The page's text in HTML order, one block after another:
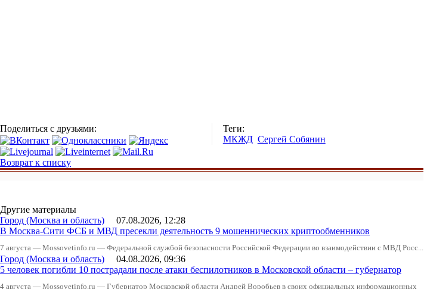
Поделиться с друзьями:
Теги:
МКЖД Сергей Собянин
Возврат к списку
Другие материалы
Город (Москва и область) 07.08.2026, 12:28
В Москва-Сити ФСБ и МВД пресекли деятельность 9 мошеннических криптообменников
7 августа — Mossovetinfo.ru — Федеральной службой безопасности Российской Федерации во взаимодействии с МВД Росс...
Город (Москва и область) 04.08.2026, 09:36
5 человек погибли 10 пострадали после атаки беспилотников в Московской области – губернатор
4 августа — Mossovetinfo.ru — Губернатор Московской области Андрей Воробьев в своих официальных информационных